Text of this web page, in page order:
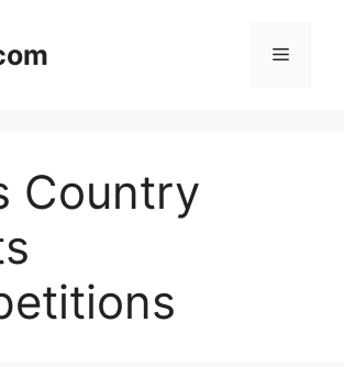
Menu
Country